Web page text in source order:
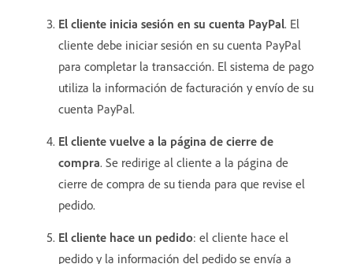
El cliente inicia sesión en su cuenta PayPal. El
cliente debe iniciar sesión en su cuenta PayPal
para completar la transacción. El sistema de pago
utiliza la información de facturación y envío de su
cuenta PayPal.
El cliente vuelve a la página de cierre de
compra. Se redirige al cliente a la página de
cierre de compra de su tienda para que revise el
pedido.
El cliente hace un pedido: el cliente hace el
pedido y la información del pedido se envía a